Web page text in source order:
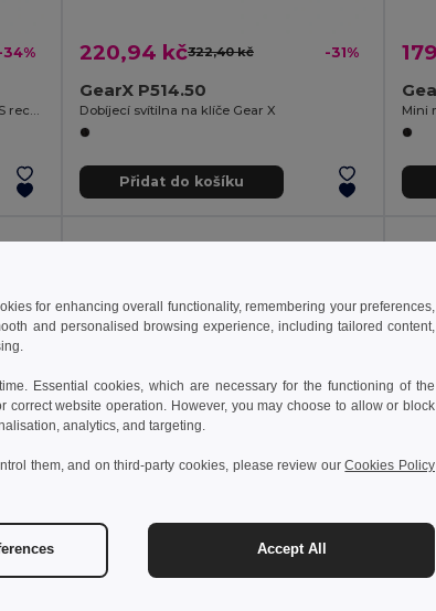
34% 220,94 kč322,40 kč -31%
GearX P514.50
Dobíjecí svítilna na klíče Gear X
Přidat do košíku
Mini
575,00 kč
GearX P513.32
1
for enhancing overall functionality, remembering your preferences,
and personalised browsing experience, including tailored content,
Essential cookies, which are necessary for the functioning of the
website operation. However, you may choose to allow or block
analytics, and targeting.
them, and on third-party cookies, please review ourCookies Policy
Accept All